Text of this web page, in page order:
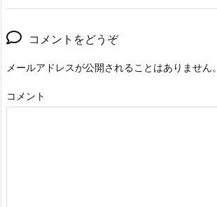
コメントをどうぞ
メールアドレスが公開されることはありません。
コメント